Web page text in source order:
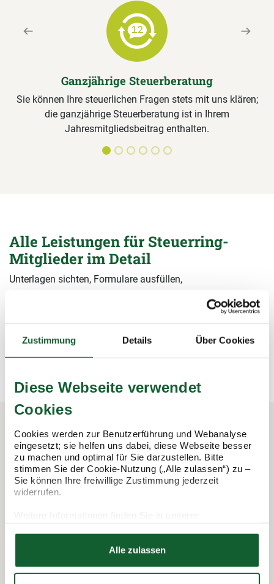
Zustimmung Details Über Cookies
Diese Webseite verwendet
Cookies
Cookies werden zur Benutzerführung und Webanalyse
eingesetzt; sie helfen uns dabei, diese Webseite besser
zu machen und optimal für Sie darzustellen. Bitte
stimmen Sie der Cookie-Nutzung („Alle zulassen“) zu –
Sie können Ihre freiwillige Zustimmung jederzeit
widerrufen.
Datenschutzerklärung
Alle zulassen
Ganzjährige Steuerberatung
Sie können Ihre steuerlichen Fragen stets mit uns klären;
die ganzjährige Steuerberatung ist in Ihrem
Jahresmitgliedsbeitrag enthalten.
Previous Next
Alle Leistungen für Steuerring-
Mitglieder im Detail
Unterlagen sichten, Formulare ausfüllen,
übernehmen alle Arbeiten rund um die Steuererklärung und
sichern damit Ihre Steuervorteile.
In 3 Schritten zur Steuererklärung.
So funktioniert's: